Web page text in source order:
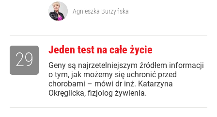
Agnieszka Burzyńska
Jeden test na całe życie
Geny są najrzetelniejszym źródłem informacji
o tym, jak możemy się uchronić przed
chorobami – mówi dr inż. Katarzyna
Okręglicka, fizjolog żywienia.
29